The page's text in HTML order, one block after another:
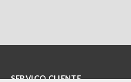
SERVIÇO CLIENTE